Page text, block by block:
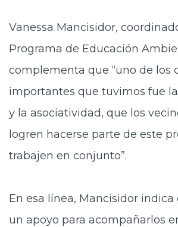
Vanessa Mancisidor,
Programa de Educación
complementa que “uno de los
importantes que tuvimos fue
y la asociatividad, que los
logren hacerse parte de este
trabajen en conjunto”.
En esa línea, Mancisidor indica
un apoyo para acompañarlos